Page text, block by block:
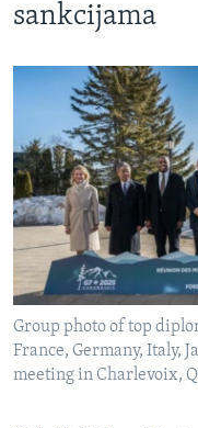
sankcijama
Group photo of top
France, Germany, Italy,
meeting in Charlevoix,